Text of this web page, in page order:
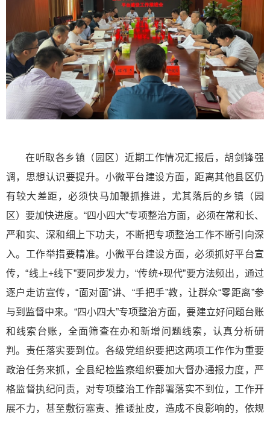
在听取各乡镇（园区）近期工作情况汇报后，胡剑锋强
调，思想认识要提升。小微平台建设方面，距离其他县区仍
有较大差距，必须快马加鞭抓推进，尤其落后的乡镇（园
区）要加快进度。“四小四大”专项整治方面，必须在常和长、
严和实、深和细上下功夫，不断把专项整治工作不断引向深
入。工作举措要精准。小微平台建设方面，必须抓好平台宣
传，“线上+线下”要同步发力，“传统+现代”要方法频出，通过
逐户走访宣传，“面对面”讲、“手把手”教，让群众“零距离”参
与到监督中来。“四小四大”专项整治方面，要建立好问题台账
和线索台账，全面筛查在办和新增问题线索，认真分析研
判。责任落实要到位。各级党组织要把这两项工作作为重要
政治任务来抓，全县纪检监察组织要加大督办通报力度，严
格监督执纪问责，对专项整治工作部署落实不到位，工作开
展不力，甚至敷衍塞责、推诿扯皮，造成不良影响的，依规